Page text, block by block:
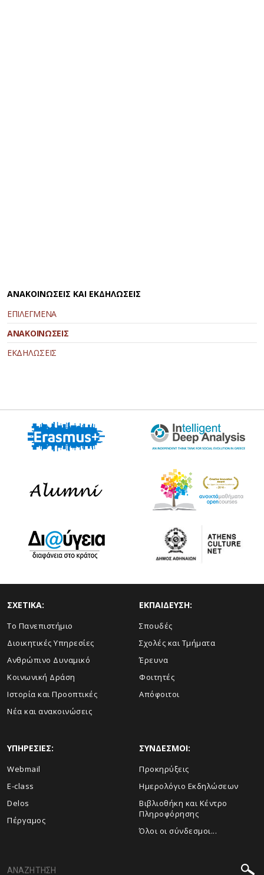
ΑΝΑΚΟΙΝΩΣΕΙΣ ΚΑΙ ΕΚΔΗΛΩΣΕΙΣ
ΕΠΙΛΕΓΜΕΝΑ
ΑΝΑΚΟΙΝΩΣΕΙΣ
ΕΚΔΗΛΩΣΕΙΣ
ΣΧΕΤΙΚΑ:
Το Πανεπιστήμιο
Διοικητικές Υπηρεσίες
Ανθρώπινο Δυναμικό
Κοινωνική Δράση
Ιστορία και Προοπτικές
Νέα και ανακοινώσεις
ΕΚΠΑΙΔΕΥΣΗ:
Σπουδές
Σχολές και Τμήματα
Έρευνα
Φοιτητές
Απόφοιτοι
ΥΠΗΡΕΣΙΕΣ:
Webmail
E-class
Delos
Πέργαμος
ΣΥΝΔΕΣΜΟΙ:
Προκηρύξεις
Ημερολόγιο Εκδηλώσεων
Βιβλιοθήκη και Κέντρο
Πληροφόρησης
Όλοι οι σύνδεσμοι...